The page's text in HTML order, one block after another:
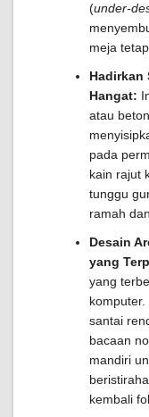
(under-
meja
Hadirkan
Hangat:
atau
pada
kain rajut
tunggu
ramah
Desain
yang
yang
santai
bacaan
mandiri
kembali